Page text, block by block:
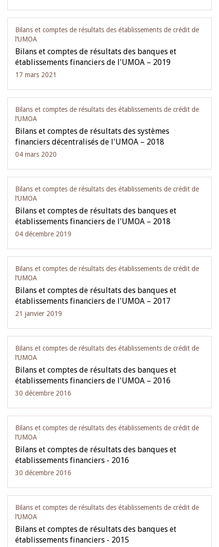
Bilans et comptes de résultats des établissements de crédit de
l‘UMOA
Bilans et comptes de résultats des banques et
établissements financiers de l'UMOA – 2019
17 mars 2021
Bilans et comptes de résultats des établissements de crédit de
l‘UMOA
Bilans et comptes de résultats des systèmes
financiers décentralisés de l'UMOA – 2018
04 mars 2020
Bilans et comptes de résultats des établissements de crédit de
l‘UMOA
Bilans et comptes de résultats des banques et
établissements financiers de l'UMOA – 2018
04 décembre 2019
Bilans et comptes de résultats des établissements de crédit de
l‘UMOA
Bilans et comptes de résultats des banques et
établissements financiers de l'UMOA – 2017
21 janvier 2019
Bilans et comptes de résultats des établissements de crédit de
l‘UMOA
Bilans et comptes de résultats des banques et
établissements financiers de l'UMOA – 2016
30 décembre 2016
Bilans et comptes de résultats des établissements de crédit de
l‘UMOA
Bilans et comptes de résultats des banques et
établissements financiers - 2016
30 décembre 2016
Bilans et comptes de résultats des établissements de crédit de
l‘UMOA
Bilans et comptes de résultats des banques et
établissements financiers - 2015